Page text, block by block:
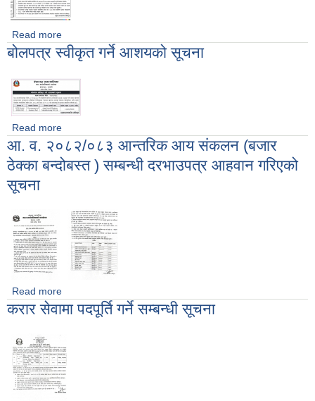
Read more
दर रेट पेश गर्ने सम्बन्धी सूचना
बोलपत्र स्वीकृत गर्ने आशयको सूचना
Read more
आ. व. २०८२/०८३ आन्तरिक आय संकलन (बजार
ठेक्का बन्दोबस्त ) सम्बन्धी दरभाउपत्र आहवान गरिएको
सूचना
Read more
) सम्बन्धी दरभाउपत्र आहवान गरिएको सूचना
करार सेवामा पदपूर्ति गर्ने सम्बन्धी सूचना